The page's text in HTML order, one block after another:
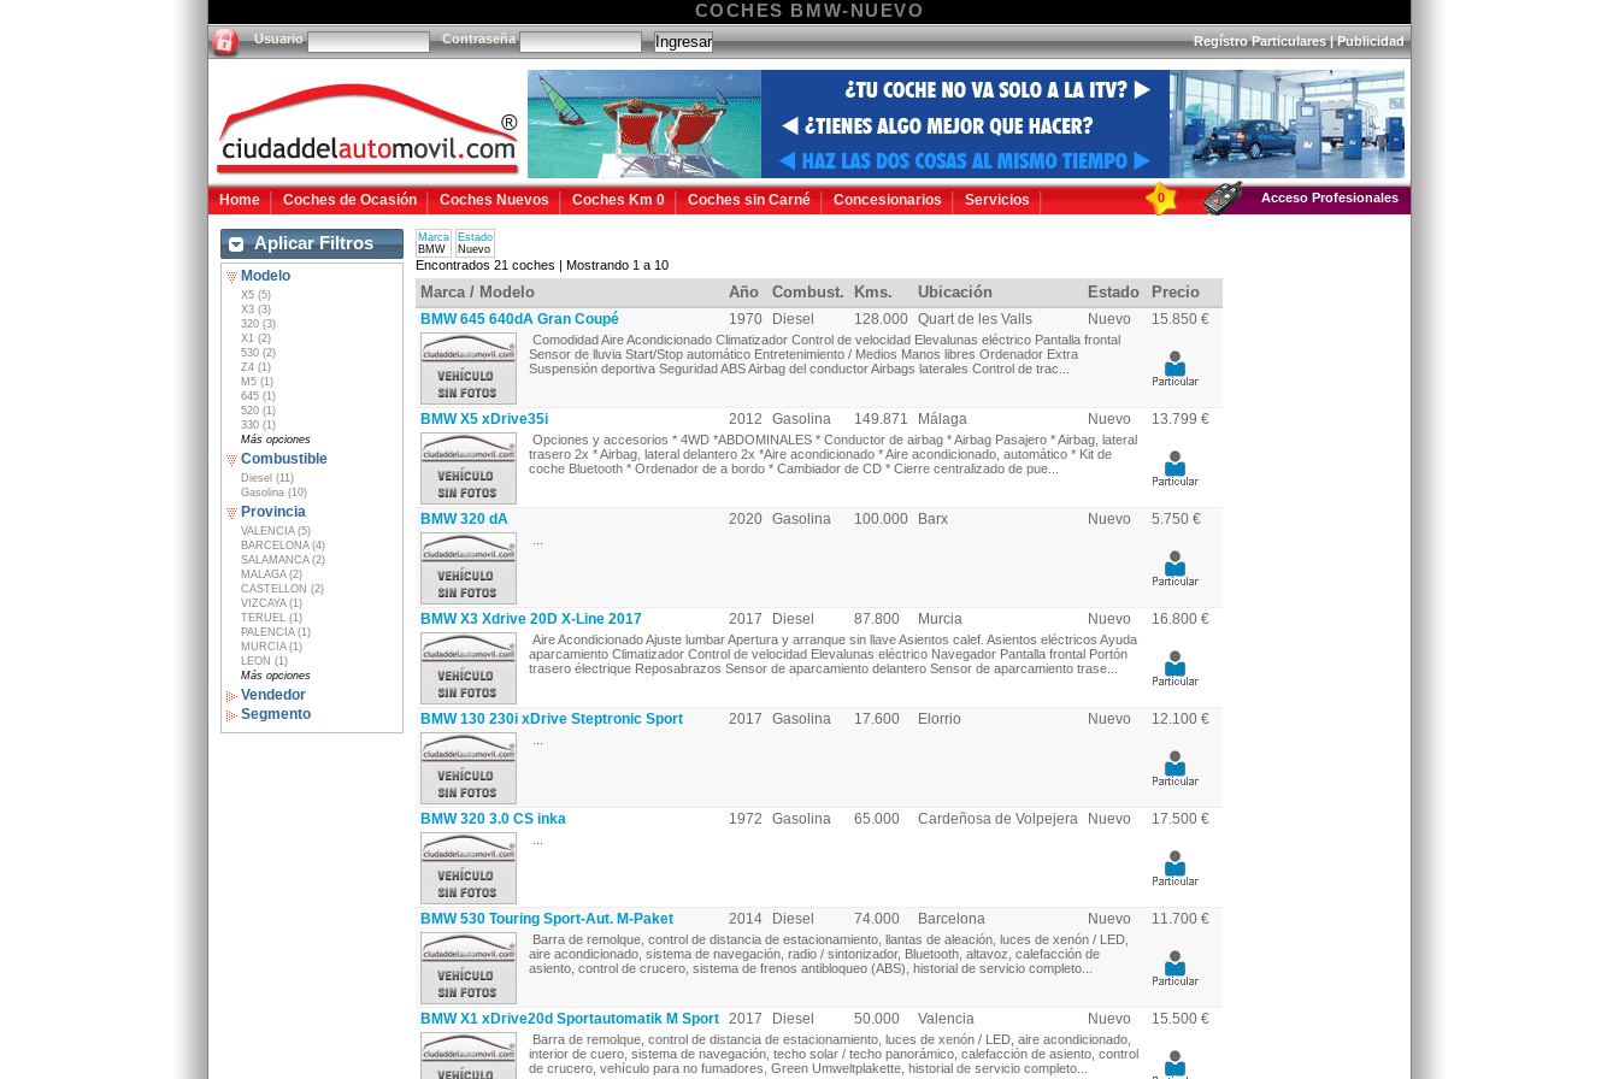
COCHES BMW-NUEVO
Usuario Contraseña Regístro Particulares|Publicidad
Home Coches de Ocasión Coches Nuevos Coches Km 0 Coches sin Carné Concesionarios Servicios 0 Acceso Profesionales
Aplicar Filtros
Modelo
X5 (5)
X3 (3)
320 (3)
X1 (2)
530 (2)
Z4 (1)
M5 (1)
645 (1)
520 (1)
330 (1)
Más opciones
Combustible
Diesel (11)
Gasolina (10)
Provincia
VALENCIA (5)
BARCELONA (4)
SALAMANCA (2)
MALAGA (2)
CASTELLON (2)
VIZCAYA (1)
TERUEL (1)
PALENCIA (1)
MURCIA (1)
LEON (1)
Más opciones
Vendedor
Segmento
Marca
BMW
Estado
Nuevo
Encontrados 21 coches | Mostrando 1 a 10
Marca / Modelo Año Combust. Kms. Ubicación Estado Precio
BMW 645 640dA Gran Coupé 1970 Diesel 128.000 Quart de les Valls Nuevo 15.850 €
Comodidad Aire Acondicionado Climatizador Control de velocidad Elevalunas eléctrico Pantalla frontal
Sensor de lluvia Start/Stop automático Entretenimiento / Medios Manos libres Ordenador Extra
Suspensión deportiva Seguridad ABS Airbag del conductor Airbags laterales Control de trac...
BMW X5 xDrive35i 2012 Gasolina 149.871 Málaga Nuevo 13.799 €
Opciones y accesorios * 4WD *ABDOMINALES * Conductor de airbag * Airbag Pasajero * Airbag, lateral
trasero 2x * Airbag, lateral delantero 2x *Aire acondicionado * Aire acondicionado, automático * Kit de
coche Bluetooth * Ordenador de a bordo * Cambiador de CD * Cierre centralizado de pue...
BMW 320 dA 2020 Gasolina 100.000 Barx Nuevo 5.750 €
BMW X3 Xdrive 20D X-Line 2017 2017 Diesel 87.800 Murcia Nuevo 16.800 €
Aire Acondicionado Ajuste lumbar Apertura y arranque sin llave Asientos calef. Asientos eléctricos Ayuda
aparcamiento Climatizador Control de velocidad Elevalunas eléctrico Navegador Pantalla frontal Portón
trasero électrique Reposabrazos Sensor de aparcamiento delantero Sensor de aparcamiento trase...
BMW 130 230i xDrive Steptronic Sport 2017 Gasolina 17.600 Elorrio Nuevo 12.100 €
BMW 320 3.0 CS inka 1972 Gasolina 65.000 Cardeñosa de Volpejera Nuevo 17.500 €
BMW 530 Touring Sport-Aut. M-Paket 2014 Diesel 74.000 Barcelona Nuevo 11.700 €
Barra de remolque, control de distancia de estacionamiento, llantas de aleación, luces de xenón / LED,
aire acondicionado, sistema de navegación, radio / sintonizador, Bluetooth, altavoz, calefacción de
asiento, control de crucero, sistema de frenos antibloqueo (ABS), historial de servicio completo...
BMW X1 xDrive20d Sportautomatik M Sport 2017 Diesel 50.000 Valencia Nuevo 15.500 €
Barra de remolque, control de distancia de estacionamiento, luces de xenón / LED, aire acondicionado,
interior de cuero, sistema de navegación, techo solar / techo panorámico, calefacción de asiento, control
de crucero, vehículo para no fumadores, Green Umweltplakette, historial de servicio completo...